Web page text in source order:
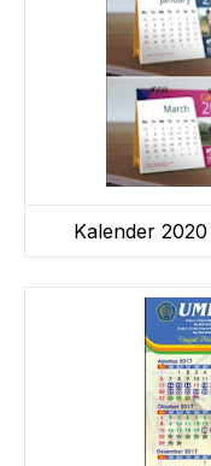
Kalender